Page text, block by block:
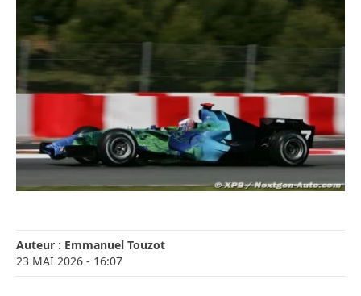
Auteur : Emmanuel Touzot
23 MAI 2026 - 16:07